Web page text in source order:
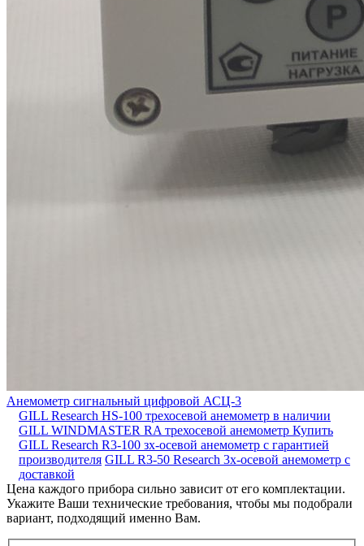
Анемометр сигнальный цифровой АСЦ-3
GILL Research HS-100 трехосевой анемометр в наличии
GILL WINDMASTER RA трехосевой анемометр Купить
GILL Research R3-100 зх-осевой анемометр с гарантией
производителя GILL R3-50 Research 3х-осевой анемометр с
доставкой
Цена каждого прибора сильно зависит от его комплектации.
Укажите Ваши технические требования, чтобы мы подобрали
вариант, подходящий именно Вам.